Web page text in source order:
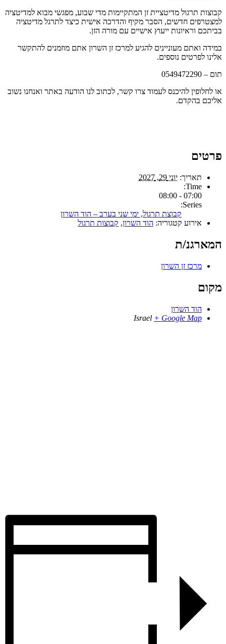
בביתכם וראיונות ייעוץ אישיים עם מורה הזן.
אלינו לפרטים נוספים.
תום – 0549472290
אליכם בהקדם.
פרטים
תאריך: יוני 29, 2027
Time:
07:00 - 08:00
Series:
קבוצת תרגול, ימי שני בערב – הוד השרון
אירוע קטגוריה: הוד השרון, קבוצות תרגול
המארגנ/ת
מרכז זן השרון
מקום
הוד השרון
Israel + Google Map